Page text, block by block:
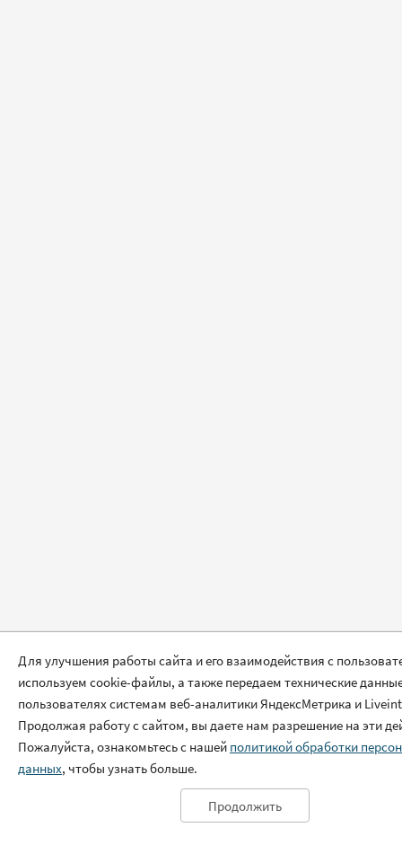
Для улучшения работы сайта и его взаимодействия с
используем cookie-файлы, а также передаем технические
пользователях системам веб-аналитики ЯндексМетрика и
Продолжая работу с сайтом, вы даете нам разрешение на эти
Пожалуйста, ознакомьтесь с нашей политикой обработки
данных, чтобы узнать больше.
Продолжить